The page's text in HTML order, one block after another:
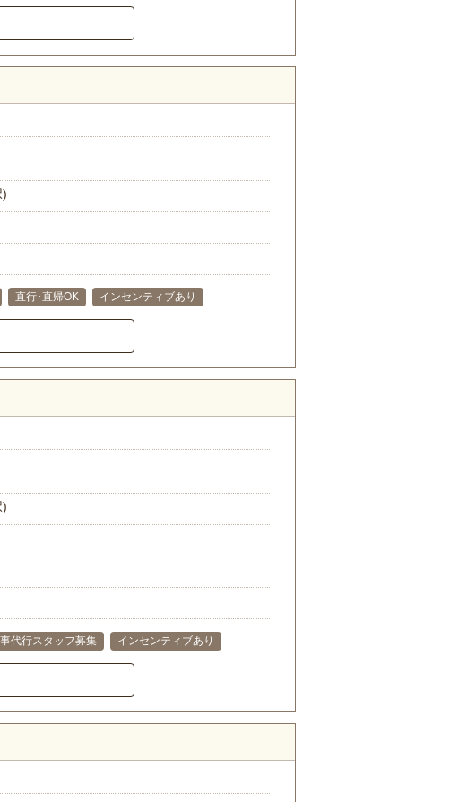
)
直行･直帰OK インセンティブあり
)
代行スタッフ募集 インセンティブあり